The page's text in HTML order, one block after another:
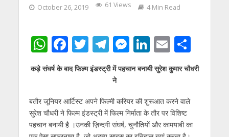
October 26, 2019 61 Views 4 Min Read
W
h
at
s
A
p
F
ac
e
b
o
o
T
w
itt
er
T
el
e
gr
a
m
M
e
ss
n
g
Li
n
k
dI
n
E
m
ai
S
h
ar
कड़े संघर्ष के बाद फिल्म इंडस्ट्री में पहचान बनायी सुरेश कुमार चौधरी
ने
बतौर जूनियर आर्टिस्ट अपने फिल्मी करियर की शुरूआत करने वाले
सुरेश चौधरी ने फिल्म इंडस्ट्री में फिल्म निर्माता के तौर पर विशिष्ट
पहचान बनायी है ।उनकी ज़िन्दगी संघर्ष, चुनौतियों और कामयाबी का